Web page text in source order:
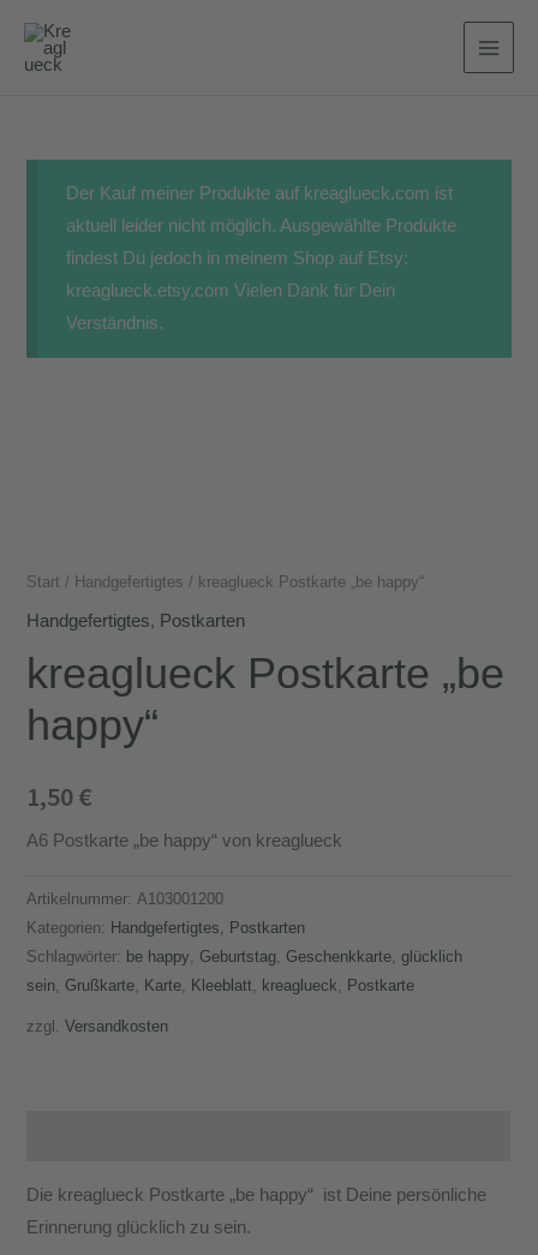
Inhalt
Der Kauf meiner Produkte auf kreaglueck.com ist
aktuell leider nicht möglich. Ausgewählte Produkte
findest Du jedoch in meinem Shop auf Etsy:
kreaglueck.etsy.com Vielen Dank für Dein
Verständnis.
Start / Handgefertigtes / kreaglueck Postkarte „be happy“
Handgefertigtes, Postkarten
kreaglueck Postkarte „be
happy“
1,50€
A6 Postkarte „be happy“ von kreaglueck
Artikelnummer: A103001200
Kategorien: Handgefertigtes
Postkarten
Schlagwörter: be happy Geburtstag Geschenkkarte ,glücklich
sein Grußkarte Karte Kleeblatt kreaglueck Postkarte
zzgl.Versandkosten
Die kreaglueck Postkarte „be happy“ ist Deine persönliche
Erinnerung glücklich zu sein.